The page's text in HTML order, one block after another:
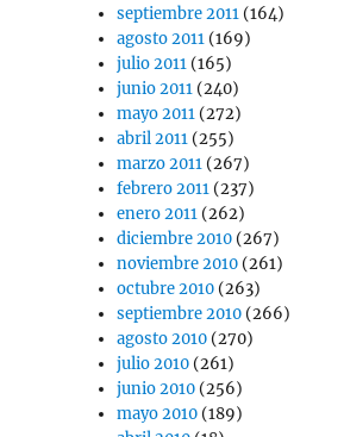
septiembre 2011 (164)
agosto 2011 (169)
julio 2011 (165)
junio 2011 (240)
mayo 2011 (272)
abril 2011 (255)
marzo 2011 (267)
febrero 2011 (237)
enero 2011 (262)
diciembre 2010 (267)
noviembre 2010 (261)
octubre 2010 (263)
septiembre 2010 (266)
agosto 2010 (270)
julio 2010 (261)
junio 2010 (256)
mayo 2010 (189)